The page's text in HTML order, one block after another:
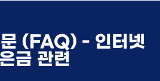
문 (FAQ) - 인터넷
금 관련